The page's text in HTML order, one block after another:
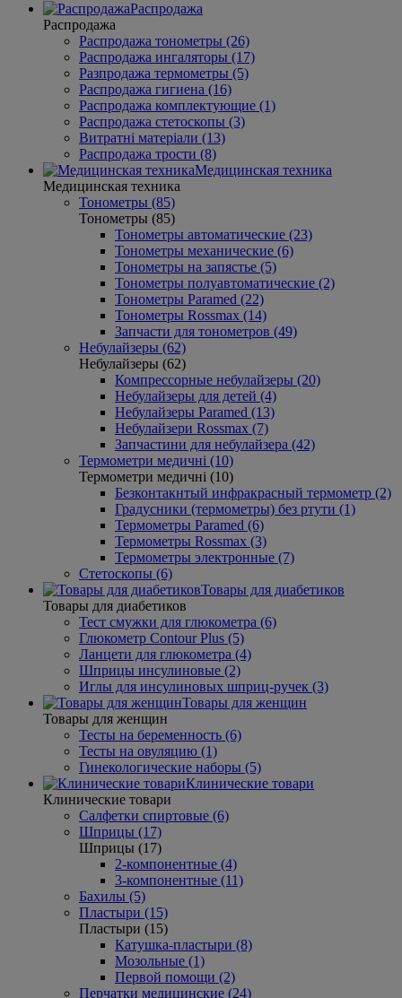
Распродажа
Распродажа
Распродажа тонометры (26)
Распродажа ингаляторы (17)
Разпродажа термометры (5)
Распродажа гигиена (16)
Распродажа комплектующие (1)
Распродажа стетоскопы (3)
Витратні матеріали (13)
Распродажа трости (8)
Медицинская техника
Медицинская техника
Тонометры (85)
Тонометры (85)
Тонометры автоматические (23)
Тонометры механические (6)
Тонометры на запястье (5)
Тонометры полуавтоматические (2)
Тонометры Paramed (22)
Тонометры Rossmax (14)
Запчасти для тонометров (49)
Небулайзеры (62)
Небулайзеры (62)
Компрессорные небулайзеры (20)
Небулайзеры для детей (4)
Небулайзеры Paramed (13)
Небулайзери Rossmax (7)
Запчастини для небулайзера (42)
Термометри медичні (10)
Термометри медичні (10)
Безконтакнтый инфракрасный термометр (2)
Градусники (термометры) без ртути (1)
Термометры Paramed (6)
Термометры Rossmax (3)
Термометры электронные (7)
Стетоскопы (6)
Товары для диабетиков
Товары для диабетиков
Тест смужки для глюкометра (6)
Глюкометр Contour Plus (5)
Ланцети для глюкометра (4)
Шприцы инсулиновые (2)
Иглы для инсулиновых шприц-ручек (3)
Товары для женщин
Товары для женщин
Тесты на беременность (6)
Тесты на овуляцию (1)
Гинекологические наборы (5)
Клинические товари
Клинические товари
Салфетки спиртовые (6)
Шприцы (17)
Шприцы (17)
2-компонентные (4)
3-компонентные (11)
Бахилы (5)
Пластыри (15)
Пластыри (15)
Катушка-пластыри (8)
Мозольные (1)
Первой помощи (2)
Перчатки медицинские (24)